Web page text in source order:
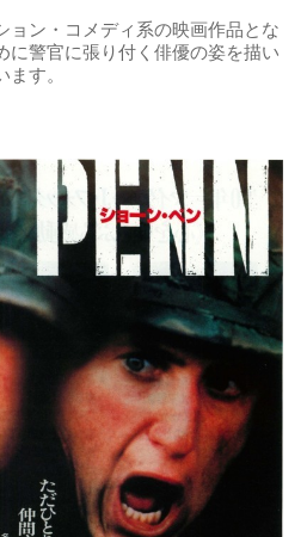
ョン・コメディ系の映画作品とな
に警官に張り付く俳優の姿を描い
す。